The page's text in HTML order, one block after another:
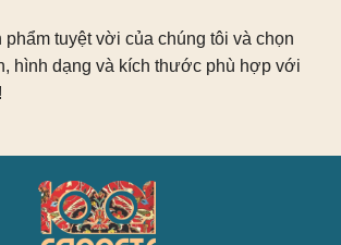
phẩm tuyệt vời của chúng tôi và chọn
hình dạng và kích thước phù hợp với